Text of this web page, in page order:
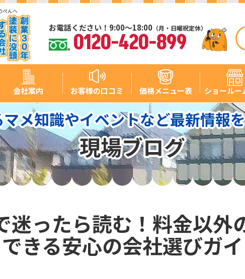
ぺんへ
お電話ください！9:00～18:00 （月・日曜祝定休）
0120-420-899
会社案内 お客様の口コミ 価格メニュー表 ショールー
メ知識やイベントなど最新情報
現場ブログ
迷ったら読む！料金以外
できる安心の会社選びガ